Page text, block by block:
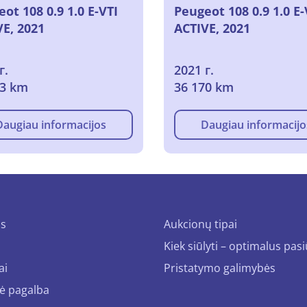
108 0.9 1.0 E-VTI
2021
km
informacijos
Peugeot 108 0.9 1.0 E-
ACTIVE, 2021
2021 г.
36 170 km
Daugiau
pagalba
Aukcionų tipai
Kiek siūlyti – optimalus
Pristatymo galimybės